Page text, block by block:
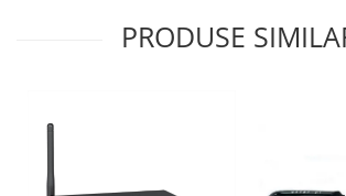
PRODUSE